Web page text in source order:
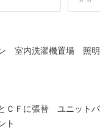
室内洗濯機置場 照
ＣＦに張替 ユニット
ト